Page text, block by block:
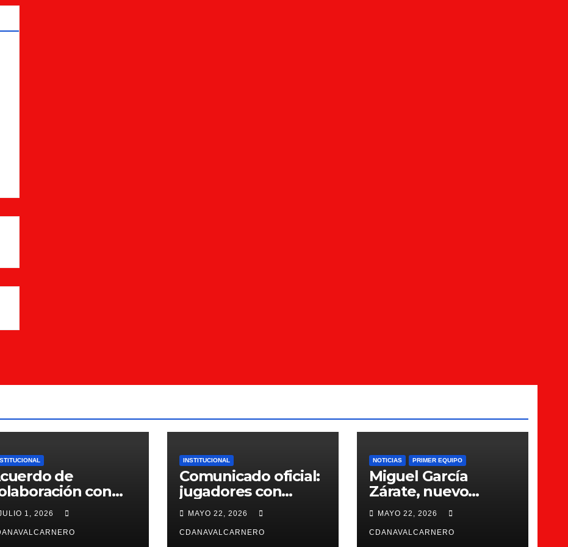
de
con
Nutrition
1, 2026
INSTITUCIONAL
Comunicado oficial:
jugadores con
contrato para la
26/27
MAYO 22, 2026
CDANAVALCARNERO
NOTICIAS PRIMER EQUIPO
Miguel García
Zárate, nuevo
entrenador del CDA
Navalcarnero
MAYO 22, 2026
CDANAVALCARNERO